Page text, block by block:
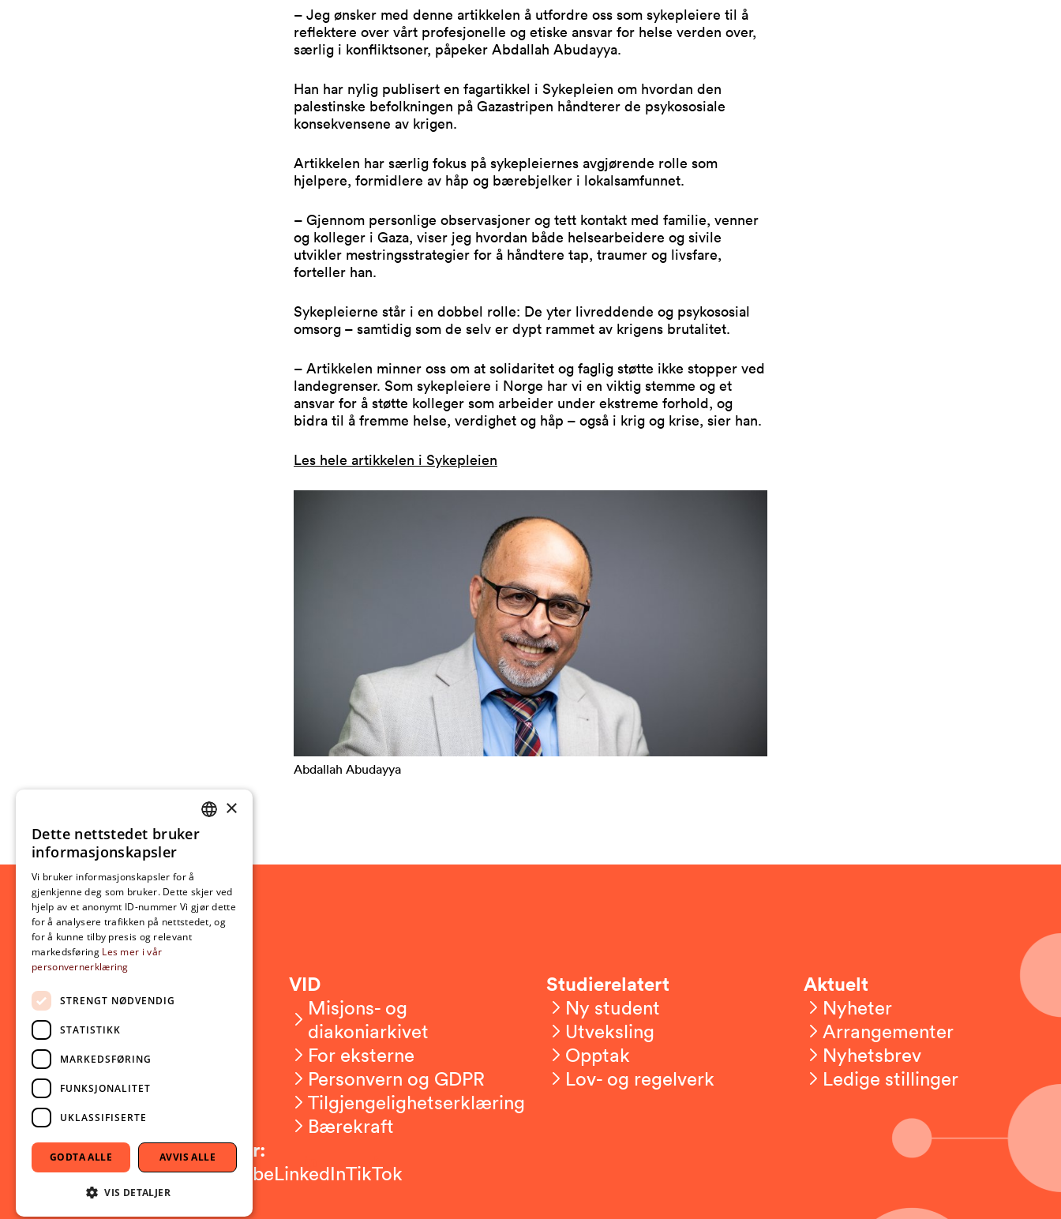
– Jeg ønsker med denne artikkelen å utfordre oss som sykepleiere til å
reflektere over vårt profesjonelle og etiske ansvar for helse verden over,
særlig i konfliktsoner, påpeker Abdallah Abudayya.
Han har nylig publisert en fagartikkel i Sykepleien om hvordan den
palestinske befolkningen på Gazastripen håndterer de psykososiale
konsekvensene av krigen.
Artikkelen har særlig fokus på sykepleiernes avgjørende rolle som
hjelpere, formidlere av håp og bærebjelker i lokalsamfunnet.
– Gjennom personlige observasjoner og tett kontakt med familie, venner
og kolleger i Gaza, viser jeg hvordan både helsearbeidere og sivile
utvikler mestringsstrategier for å håndtere tap, traumer og livsfare,
forteller han.
Sykepleierne står i en dobbel rolle: De yter livreddende og psykososial
omsorg – samtidig som de selv er dypt rammet av krigens brutalitet.
– Artikkelen minner oss om at solidaritet og faglig støtte ikke stopper ved
landegrenser. Som sykepleiere i Norge har vi en viktig stemme og et
ansvar for å støtte kolleger som arbeider under ekstreme forhold, og
bidra til å fremme helse, verdighet og håp – også i krig og krise, sier han.
Les hele artikkelen i Sykepleien
Abdallah Abudayya
Kontakt oss
Om VID
Ansatte
Presserom
Sikkerhet og beredskap
VID
Misjons- og
diakoniarkivet
For eksterne
Personvern og GDPR
Tilgjengelighetserklæring
Bærekraft
Studierelatert
Ny student
Utveksling
Opptak
Lov- og regelverk
Aktuelt
Nyheter
Arrangementer
Nyhetsbrev
Ledige stillinger
Følg oss på sosiale medier:
FacebookInstagramYoutubeLinkedInTikTok
NORWEGIAN
×
Dette nettstedet bruker
informasjonskapsler
Vi bruker informasjonskapsler for å
gjenkjenne deg som bruker. Dette skjer ved
hjelp av et anonymt ID-nummer Vi gjør dette
for å analysere trafikken på nettstedet, og
for å kunne tilby presis og relevant
markedsføring Les mer i vår
personvernerklæring
STRENGT NØDVENDIG
STATISTIKK
MARKEDSFØRING
FUNKSJONALITET
UKLASSIFISERTE
GODTA ALLE AVVIS ALLE
VIS DETALJER